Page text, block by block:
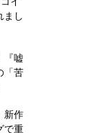
まし
『嘘
「苦
新作
で重